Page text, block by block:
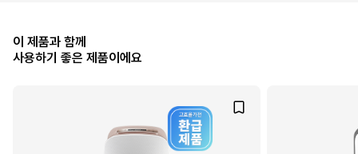
이 제품과 함께
사용하기 좋은 제품이에요